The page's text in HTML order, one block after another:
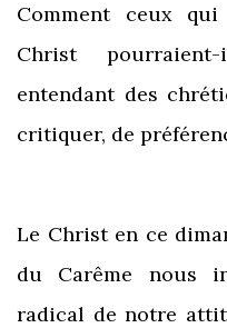
Comment ceux
Christ
entendant des
critiquer, de
Le Christ en ce
du Carême nous
radical de notre